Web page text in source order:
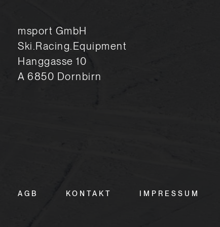
msport GmbH
Ski.Racing.Equipment
Hanggasse 10
A 6850 Dornbirn
AGB KONTAKT IMPRESSUM